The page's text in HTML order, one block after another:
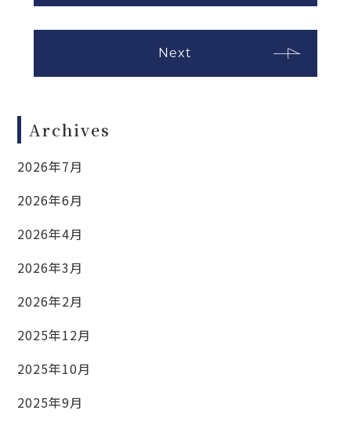
Next
Archives
2026年7月
2026年6月
2026年4月
2026年3月
2026年2月
2025年12月
2025年10月
2025年9月